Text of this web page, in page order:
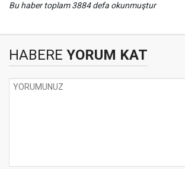
Bu haber toplam 3884 defa okunmuştur
HABERE YORUM KAT